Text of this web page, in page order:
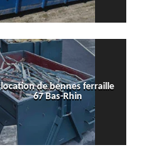
location de bennes ferraille
67 Bas-Rhin